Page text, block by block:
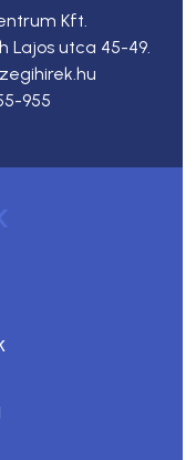
Kft.
Lajos utca 45-49.
955